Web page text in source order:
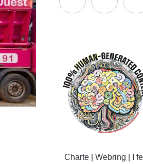
Charte |Webring
I